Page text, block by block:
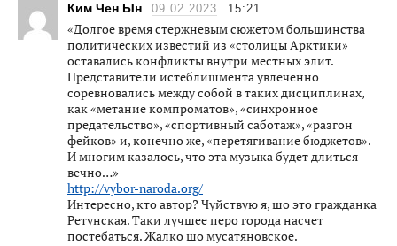
Ким Чен Ын 09.02.2023 15:21
«Долгое время стержневым сюжетом большинства
политических известий из «столицы Арктики»
оставались конфликты внутри местных элит.
Представители истеблишмента увлеченно
соревновались между собой в таких дисциплинах,
как «метание компроматов», «синхронное
предательство», «спортивный саботаж», «разгон
фейков» и, конечно же, «перетягивание бюджетов».
И многим казалось, что эта музыка будет длиться
вечно…»
http://vybor-naroda.org/
Интересно, кто автор? Чуйствую я, шо это гражданка
Ретунская. Таки лучшее перо города насчет
постебаться. Жалко шо мусатяновское.